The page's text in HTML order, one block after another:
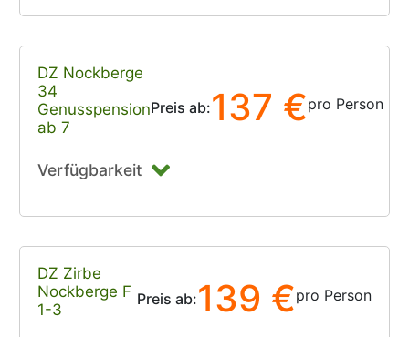
DZ Nockberge
34
Genusspension
ab 7
Preis ab:137 €pro Person
Verfügbarkeit
DZ Zirbe
Nockberge F
1-3
Preis ab:139 €pro Person